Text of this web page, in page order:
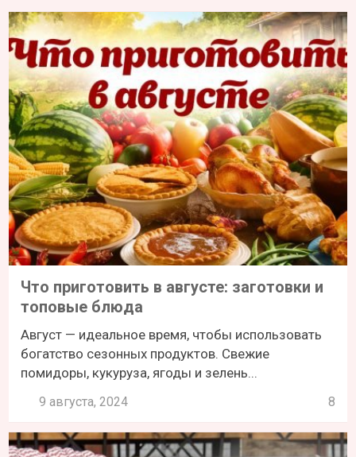
Что приготовить в августе: заготовки и
топовые блюда
Август — идеальное время, чтобы использовать
богатство сезонных продуктов. Свежие
помидоры, кукуруза, ягоды и зелень...
9 августа, 2024 8